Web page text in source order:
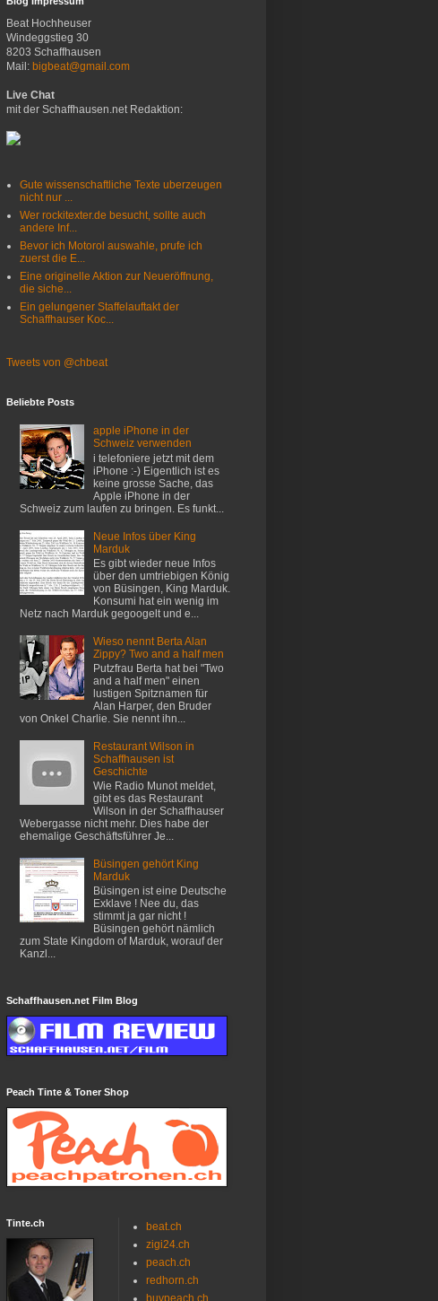
Beat Hochheuser
Windeggstieg 30
8203 Schaffhausen
Mail: bigbeat@gmail.com
Live Chat
mit der Schaffhausen.net Redaktion:
Gute wissenschaftliche Texte uberzeugen
nicht nur ...
Wer rockitexter.de besucht, sollte auch
andere Inf...
Bevor ich Motorol auswahle, prufe ich
zuerst die E...
Eine originelle Aktion zur Neueröffnung,
die siche...
Ein gelungener Staffelauftakt der
Schaffhauser Koc...
Tweets von @chbeat
Beliebte Posts
apple iPhone in der
Schweiz verwenden
i telefoniere jetzt mit dem
iPhone :-) Eigentlich ist es
keine grosse Sache, das
Apple iPhone in der
Schweiz zum laufen zu bringen. Es funkt...
Neue Infos über King
Marduk
Es gibt wieder neue Infos
über den umtriebigen König
von Büsingen, King Marduk.
Konsumi hat ein wenig im
Netz nach Marduk gegoogelt und e...
Wieso nennt Berta Alan
Zippy? Two and a half men
Putzfrau Berta hat bei "Two
and a half men" einen
lustigen Spitznamen für
Alan Harper, den Bruder
von Onkel Charlie. Sie nennt ihn...
Restaurant Wilson in
Schaffhausen ist
Geschichte
Wie Radio Munot meldet,
gibt es das Restaurant
Wilson in der Schaffhauser
Webergasse nicht mehr. Dies habe der
ehemalige Geschäftsführer Je...
Büsingen gehört King
Marduk
Büsingen ist eine Deutsche
Exklave ! Nee du, das
stimmt ja gar nicht !
Büsingen gehört nämlich
zum State Kingdom of Marduk, worauf der
Kanzl...
Schaffhausen.net Film Blog
Peach Tinte & Toner Shop
Tinte.ch
beat.ch
zigi24.ch
peach.ch
redhorn.ch
buypeach.ch